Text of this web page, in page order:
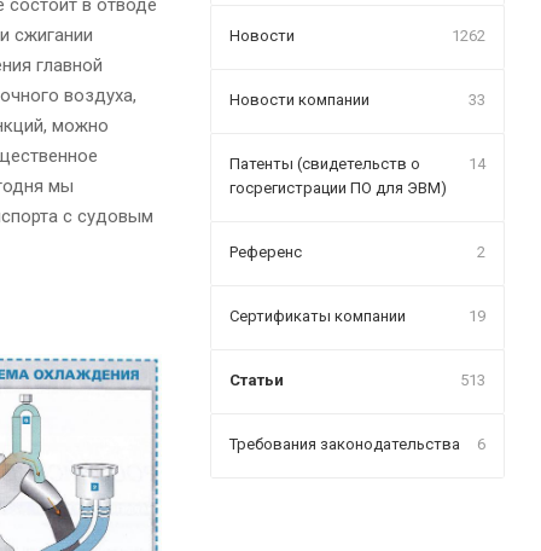
состоит в отводе
сжигании
главной
воздуха,
можно
мы
с судовым
Новости 1262
Новости компании 33
Патенты (свидетельств о
госрегистрации ПО для ЭВМ)
14
Референс 2
Сертификаты компании 19
Статьи 513
Требования законодательства 6